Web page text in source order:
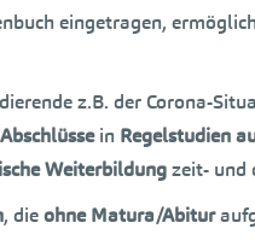
eingetragen,
z.B. der Corona-
in Regelstudien
Weiterbildungzeit- und
, dieohne Matura/Abitur